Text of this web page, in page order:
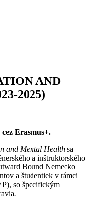
AND
2025)
Erasmus+.
and Mental Health sa
a inštruktorského
Bound Nemecko
a študentiek v rámci
so špecifickým
.